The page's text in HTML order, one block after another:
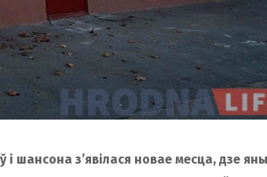
шансона з’явілася новае месца, дзе яны